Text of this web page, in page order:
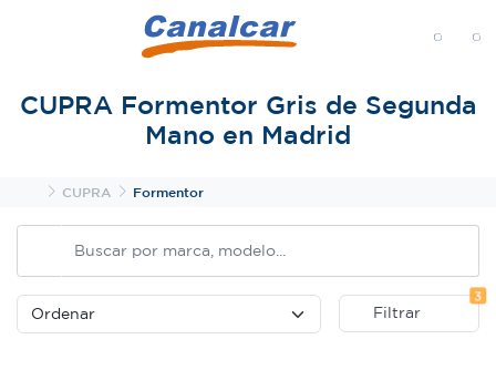
CUPRA Formentor Gris de Segunda
Mano en Madrid
InicioCUPRA Formentor
Filtrar
3